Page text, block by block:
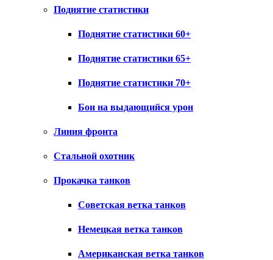
Поднятие статистики
Поднятие статистики 60+
Поднятие статистики 65+
Поднятие статистики 70+
Бои на выдающийся урон
Линия фронта
Стальной охотник
Прокачка танков
Советская ветка танков
Немецкая ветка танков
Американская ветка танков